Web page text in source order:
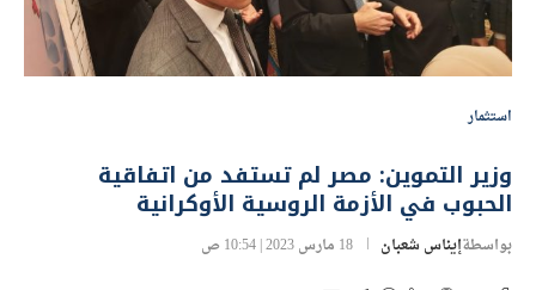
استثمار
وزير التموين: مصر لم تستفد من اتفاقية
الحبوب في الأزمة الروسية الأوكرانية
بواسطةإيناس شعبان 18 مارس 2023 | 10:54 ص